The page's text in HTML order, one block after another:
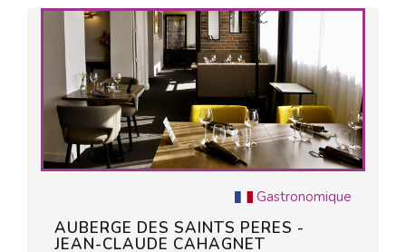
Gastronomique
AUBERGE DES SAINTS PERES -
JEAN-CLAUDE CAHAGNET